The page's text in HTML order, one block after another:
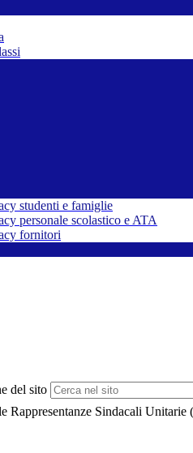
studenti e famiglie
personale scolastico e ATA
fornitori
del sito
Rappresentanze Sindacali Unitarie